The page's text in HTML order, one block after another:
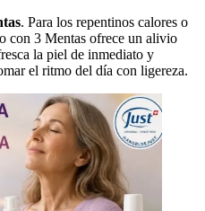
. Para los repentinos calores o
con 3 Mentas ofrece un alivio
la piel de inmediato y
el ritmo del día con ligereza.